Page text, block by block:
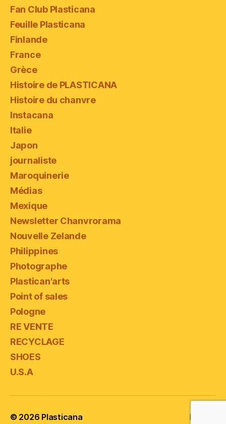
Fan Club Plasticana
Feuille Plasticana
Finlande
France
Grèce
Histoire de PLASTICANA
Histoire du chanvre
Instacana
Italie
Japon
journaliste
Maroquinerie
Médias
Mexique
Newsletter Chanvrorama
Nouvelle Zelande
Philippines
Photographe
Plastican'arts
Point of sales
Pologne
RE VENTE
RECYCLAGE
SHOES
U.S.A
© 2026 Plasticana Haut